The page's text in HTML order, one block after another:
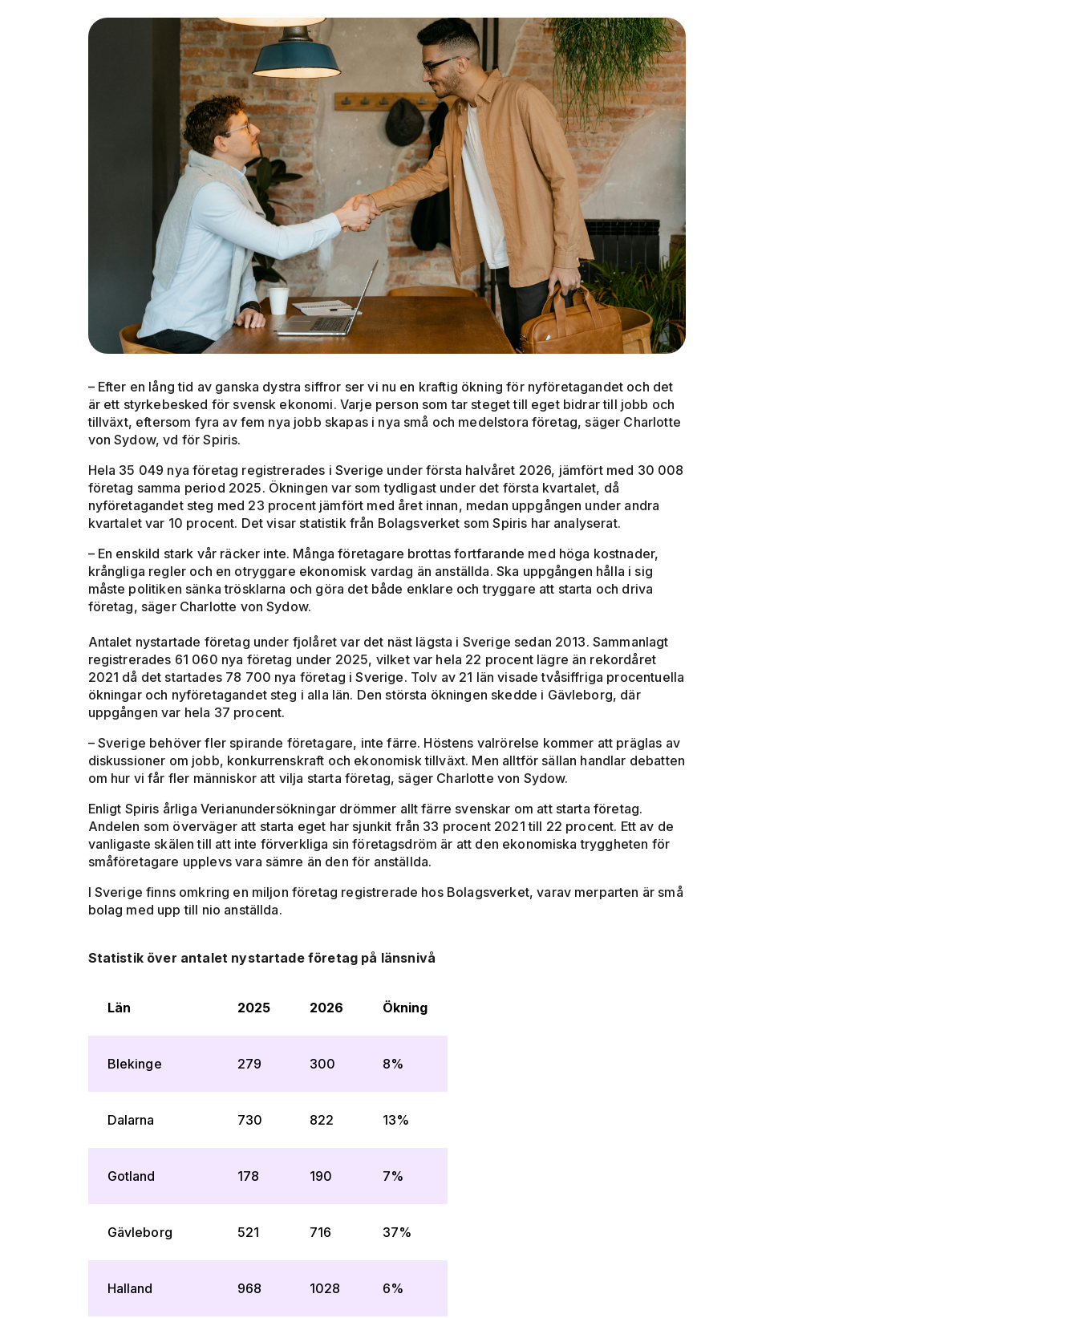
– Efter en lång tid av ganska dystra siffror ser vi nu en kraftig ökning för nyföretagandet och det
är ett styrkebesked för svensk ekonomi. Varje person som tar steget till eget bidrar till jobb och
tillväxt, eftersom fyra av fem nya jobb skapas i nya små och medelstora företag, säger Charlotte
von Sydow, vd för Spiris.
Hela 35 049 nya företag registrerades i Sverige under första halvåret 2026, jämfört med 30 008
företag samma period 2025. Ökningen var som tydligast under det första kvartalet, då
nyföretagandet steg med 23 procent jämfört med året innan, medan uppgången under andra
kvartalet var 10 procent. Det visar statistik från Bolagsverket som Spiris har analyserat.
– En enskild stark vår räcker inte. Många företagare brottas fortfarande med höga kostnader,
krångliga regler och en otryggare ekonomisk vardag än anställda. Ska uppgången hålla i sig
måste politiken sänka trösklarna och göra det både enklare och tryggare att starta och driva
företag, säger Charlotte von Sydow.
Antalet nystartade företag under fjolåret var det näst lägsta i Sverige sedan 2013. Sammanlagt
registrerades 61 060 nya företag under 2025, vilket var hela 22 procent lägre än rekordåret
2021 då det startades 78 700 nya företag i Sverige. Tolv av 21 län visade tvåsiffriga procentuella
ökningar och nyföretagandet steg i alla län. Den största ökningen skedde i Gävleborg, där
uppgången var hela 37 procent.
– Sverige behöver fler spirande företagare, inte färre. Höstens valrörelse kommer att präglas av
diskussioner om jobb, konkurrenskraft och ekonomisk tillväxt. Men alltför sällan handlar debatten
om hur vi får fler människor att vilja starta företag, säger Charlotte von Sydow.
Enligt Spiris årliga Verianundersökningar drömmer allt färre svenskar om att starta företag.
Andelen som överväger att starta eget har sjunkit från 33 procent 2021 till 22 procent. Ett av de
vanligaste skälen till att inte förverkliga sin företagsdröm är att den ekonomiska tryggheten för
småföretagare upplevs vara sämre än den för anställda.
I Sverige finns omkring en miljon företag registrerade hos Bolagsverket, varav merparten är små
bolag med upp till nio anställda.
Statistik över antalet nystartade företag på länsnivå
Län 2025 2026 Ökning
Blekinge 279 300 8%
Dalarna 730 822 13%
Gotland 178 190 7%
Gävleborg 521 716 37%
Halland 968 1028 6%